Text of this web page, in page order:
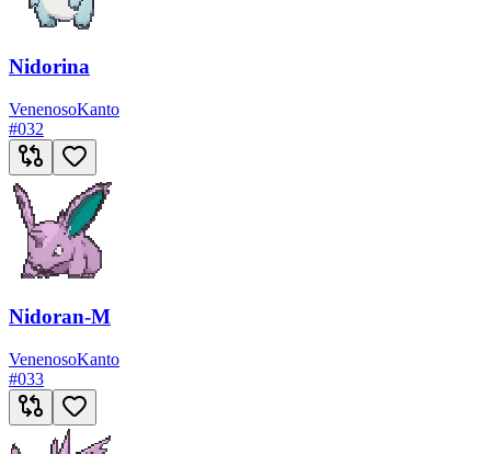
Nidorina
VenenosoKanto
#032
Nidoran-M
VenenosoKanto
#033